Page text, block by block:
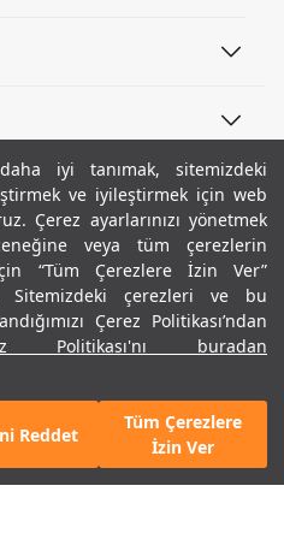
iyi tanımak, sitemizdeki
ve iyileştirmek için web
Çerez ayarlarınızı yönetmek
veya tüm çerezlerin
“Tüm Çerezlere İzin Ver”
Sitemizdeki çerezleri ve bu
Çerez Politikası’ndan
Politikası'nı buradan
Reddet
Tüm Çerezlere
İzin Ver
SEPETE EKLE